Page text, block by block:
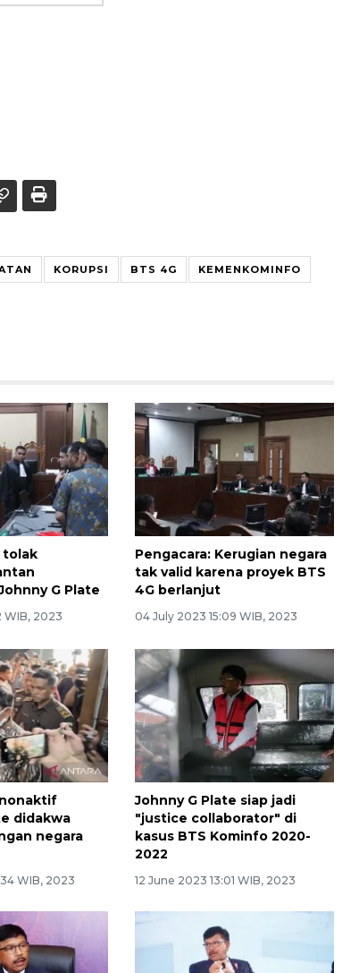
KORUPSI BTS 4G KEMENKOMINFO
tolak
G Plate
WIB, 2023
Pengacara: Kerugian negara
tak valid karena proyek BTS
4G berlanjut
04 July 2023 15:09 WIB, 2023
didakwa
negara
WIB, 2023
Johnny G Plate siap jadi
"justice collaborator" di
kasus BTS Kominfo 2020-
2022
12 June 2023 13:01 WIB, 2023
Alokasi anggaran untuk bibit
kopi arabika Gayo
15 June 2026 11:15 WIB